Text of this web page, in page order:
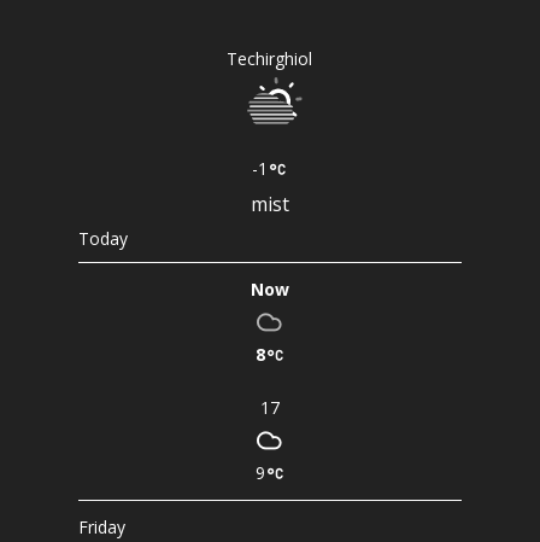
Techirghiol
-1
mist
Today
Now
8
17
9
Friday